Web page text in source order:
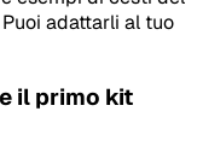
adattarli al tuo
il primo kit